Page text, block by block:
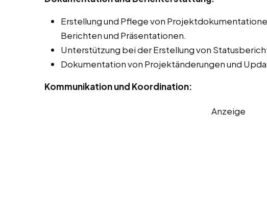
Erstellung und Pflege von
Berichten und Präsentationen.
Unterstützung bei der Erstellung von
Dokumentation von Projektänderungen und
Kommunikation und Koordination:
Anzeige